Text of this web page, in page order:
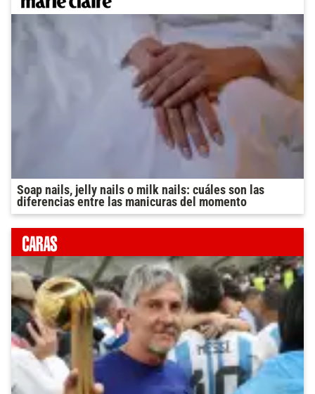
Soap nails, jelly nails o milk nails: cuáles son las
diferencias entre las manicuras del momento